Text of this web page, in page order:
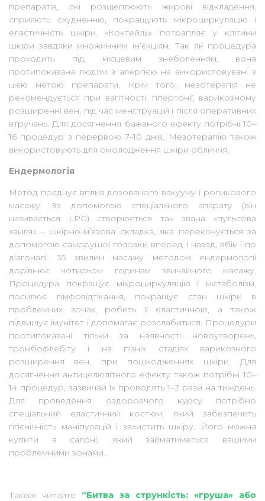
препаратів, які розщеплюють жирові відкладення,
сприяють схудненню, покращують мікроциркуляцію і
еластичність шкіри. «Коктейль» потрапляє у клітини
шкіри завдяки множинним ін’єкціям. Так як процедура
проходить під місцевим знеболенням, вона
протипоказана людям з алергією на використовувані з
цією метою препарати. Крім того, мезотерапія не
рекомендується при вагітності, гіпертонії, варикозному
розширенні вен, під час менструацій і після оперативних
втручань. Для досягнення бажаного ефекту потрібні 10–
16 процедур з перервою 7–10 днів. Мезотерапію також
використовують для омолодження шкіри обличчя.
Ендермологія
Метод поєднує вплив дозованого вакууму і роликового
масажу. За допомогою спеціального апарату (він
називається LPG) створюється так звана «пульсова
хвиля» – шкірно-м’язова складка, яка перекочується за
допомогою саморушої головки вперед і назад, вбік і по
діагоналі. 35 хвилин масажу методом ендермології
дорівнює чотирьом годинам звичайного масажу.
Процедура покращує мікроциркуляцію і метаболізм,
посилює лімфовідтікання, покращує стан шкіри в
проблемних зонах, робить її еластичною, а також
підвищує імунітет і допомагає розслабитися. Процедури
протипоказані тільки за наявності новоутворень,
тромбофлебіту і на пізніх стадіях варикозного
розширення вен, при пошкодженнях шкіри. Для
досягнення антицелюлітного ефекту також потрібні 10–
14 процедур, зазвичай їх проводять 1–2 рази на тиждень.
Для проведення оздоровчого курсу потрібно
спеціальний еластичний костюм, який забезпечить
гігієнічність маніпуляцій і захистить шкіру. Його можна
купити в салоні, який займатиметься вашими
проблемними зонами.
Також читайте “Битва за стрункість: «груша» або